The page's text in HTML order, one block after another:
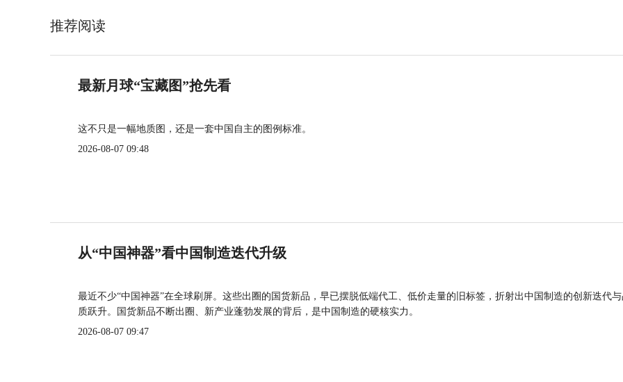
推荐阅读
最新月球“宝藏图”抢先看
这不只是一幅地质图，还是一套中国自主的图例标准。
2026-08-07 09:48
从“中国神器”看中国制造迭代升级
最近不少“中国神器”在全球刷屏。这些出圈的国货新品，早已摆脱低端代工、低价走量的旧标签，折射出中国制造的创新迭代
质跃升。国货新品不断出圈、新产业蓬勃发展的背后，是中国制造的硬核实力。
2026-08-07 09:47